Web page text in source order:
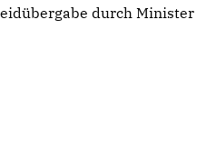
durch Minister